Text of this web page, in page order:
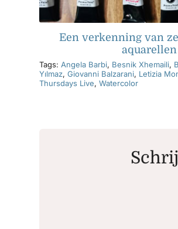
Een verkenning van
aquarellen
Tags:Angela Barbi, Besnik Xhemaili,
Yılmaz,Giovanni Balzarani, Letizia
Thursdays Live,Watercolor